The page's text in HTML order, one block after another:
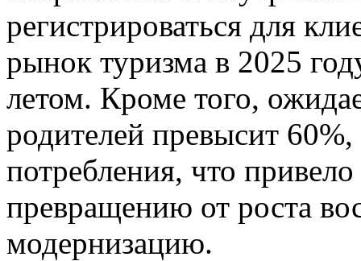
регистрироваться для
рынок туризма в 2025
летом. Кроме того,
родителей превысит
потребления, что
превращению от роста
модернизацию.